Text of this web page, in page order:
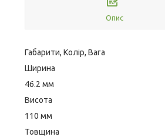
Опис
Габарити, Колір, Вага
Ширина
46.2 мм
Висота
110 мм
Товщина